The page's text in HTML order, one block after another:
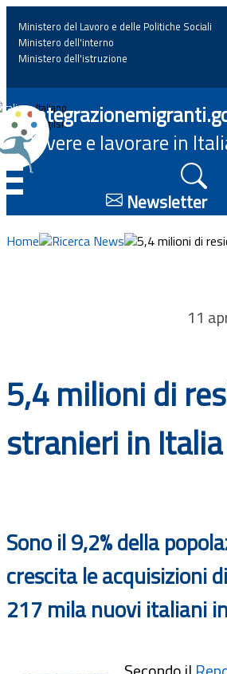
Home
News
Approfondimenti
Eventi
Documenti
Bandi
Guide
Ministero del Lavoro e delle Politiche Sociali
Ministero dell'interno
Ministero dell'istruzione
Italiano
English
Vivere e lavorare in
Newsletter
Home Ricerca News 5,4 milioni di
11
5,4 milioni di
stranieri in Italia
Sono il 9,2% della
crescita le acquisizioni
217 mila nuovi italiani